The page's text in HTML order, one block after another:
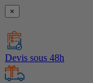
×
Devis sous 48h